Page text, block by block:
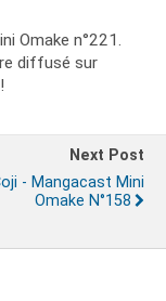
Omake n°221.
diffusé sur
Next Post
- Mangacast Mini
Omake N°158